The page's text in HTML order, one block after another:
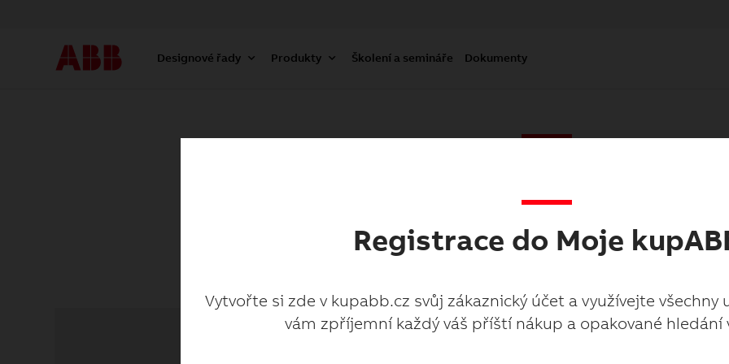
Designové řady Produkty Školení a semináře Dokumenty
Moje kupabb.cz
Vytvořte si zde v kupabb.cz svůj zákaznický účet a využívejte
vám zpříjemní každý váš příští nákup a opakované
Registrace do Moje
Vytvořte si zde v kupabb.cz svůj zákaznický účet a využívejte
vám zpříjemní každý váš příští nákup a opakované hledání